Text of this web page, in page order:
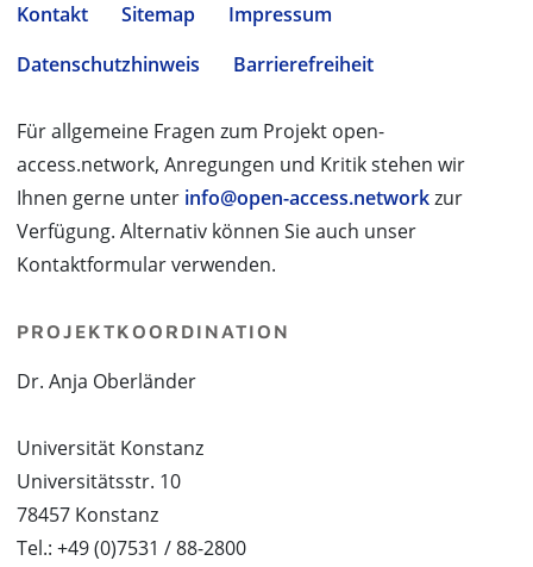
Kontakt Sitemap
Impressum
Datenschutzhinweis
Barrierefreiheit
Für allgemeine Fragen zum Projekt open-
access.network, Anregungen und Kritik stehen wir
Ihnen gerne unter info@open-access.networkzur
Verfügung. Alternativ können Sie auch unser
Kontaktformular verwenden.
PROJEKTKOORDINATION
Dr. Anja Oberländer
Universität Konstanz
Universitätsstr. 10
78457 Konstanz
Tel.: +49 (0)7531 / 88-2800